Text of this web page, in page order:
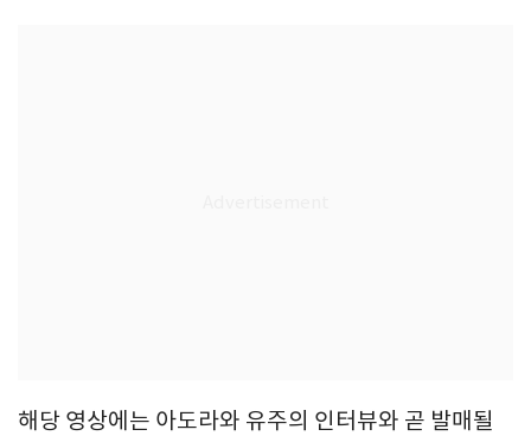
해당 영상에는 아도라와 유주의 인터뷰와 곧 발매될